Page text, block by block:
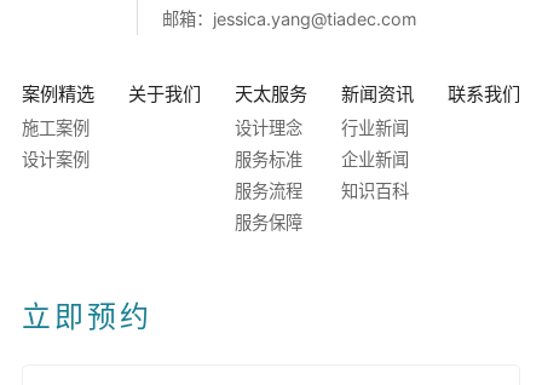
邮箱： jessica.yang@tiadec.com
案例精选
施工案例
设计案例
关于我们 天太服务
设计理念
服务标准
服务流程
服务保障
新闻资讯
行业新闻
企业新闻
知识百科
联系我们
立即预约